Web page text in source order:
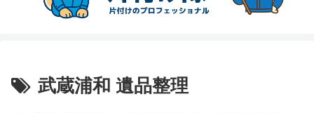
武蔵浦和 遺品整理